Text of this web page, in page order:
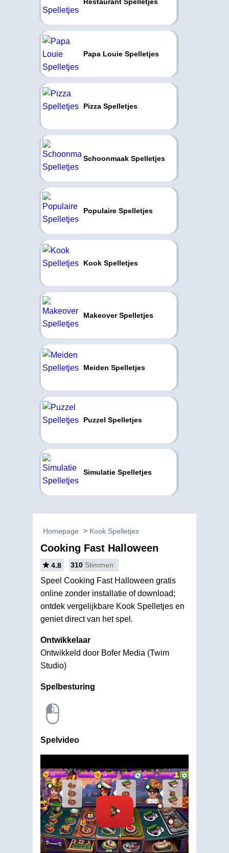
Papa Louie Spelletjes
Pizza Spelletjes
Schoonmaak Spelletjes
Populaire Spelletjes
Kook Spelletjes
Makeover Spelletjes
Meiden Spelletjes
Puzzel Spelletjes
Simulatie Spelletjes
Homepage Kook Spelletjes
Cooking Fast Halloween
4.8 310 Stimmen
Speel Cooking Fast Halloween gratis
online zonder installatie of download;
ontdek vergelijkbare Kook Spelletjes en
geniet direct van het spel.
Ontwikkelaar
Ontwikkeld door Bofer Media (Twim
Studio)
Spelbesturing
Spelvideo